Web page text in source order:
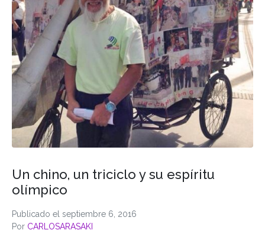
Publicado el septiembre 6, 2016
Por CARLOSARASAKI
Un chino, un triciclo y su espíritu
olímpico